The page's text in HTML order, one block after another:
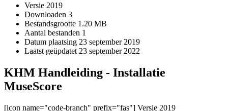
Versie 2019
Downloaden 3
Bestandsgrootte 1.20 MB
Aantal bestanden 1
Datum plaatsing 23 september 2019
Laatst geüpdatet 23 september 2022
KHM Handleiding - Installatie
MuseScore
[icon name="code-branch" prefix="fas"] Versie 2019